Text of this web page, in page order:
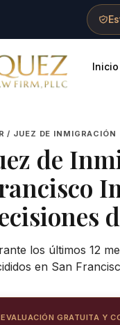
Inicio
/ JUEZ DE INMIGRACIÓN
de
los últimos 12
en San
EVALUACIÓN GRATUITA Y